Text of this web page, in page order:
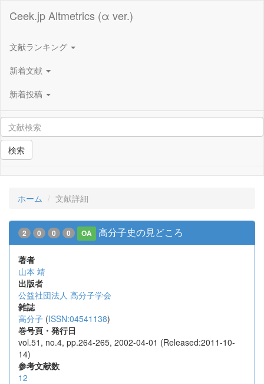
Ceek.jp Altmetrics (α ver.)
文献ランキング
新着文献
新着投稿
検索
ホーム 文献詳細
2 0 0 0 OA 高分子史の見どころ
著者
山本 靖
出版者
公益社団法人 高分子学会
雑誌
高分子 (ISSN:04541138)
巻号頁・発行日
vol.51, no.4, pp.264-265, 2002-04-01 (Released:2011-10-
14)
参考文献数
12